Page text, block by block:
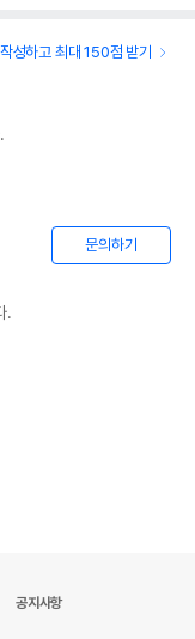
성하고 최대 150점 받기
문의하기
.
공지사항